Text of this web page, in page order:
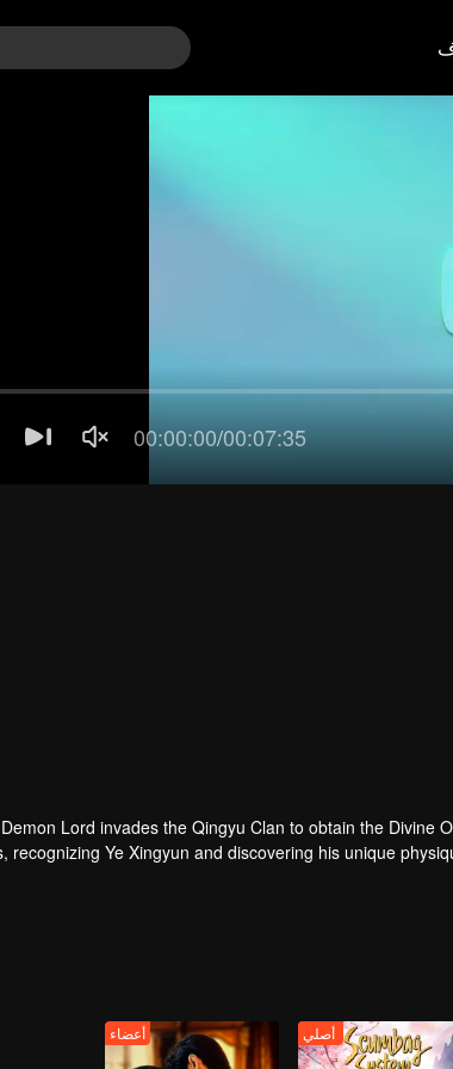
Lord invades the Qingyu Clan to obtain the Divine
recognizing Ye Xingyun and discovering his unique
Yun,
أصلي أعضاء